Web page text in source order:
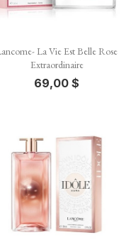
La Vie Est Belle Rose
Extraordinaire
69,00 $